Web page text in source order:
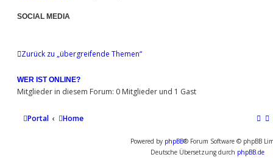
SOCIAL MEDIA
Zurück zu „übergreifende Themen“
WER IST ONLINE?
Mitglieder in diesem Forum: 0 Mitglieder und 1 Gast
Portal Home
Powered by phpBB® Forum Software © phpBB
Deutsche Übersetzung durch phpBB.de